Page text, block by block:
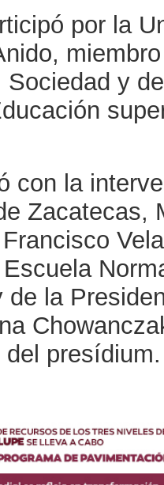
por la
Sociedad y
con la
Zacatecas,
de la
presídium.